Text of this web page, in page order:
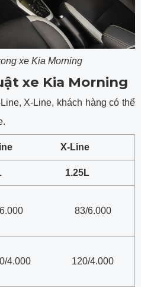
xe Kia Morning
xe Kia Morning
X-Line, khách hàng có thể
X-Line
1.25L
83/6.000
4.000 120/4.000